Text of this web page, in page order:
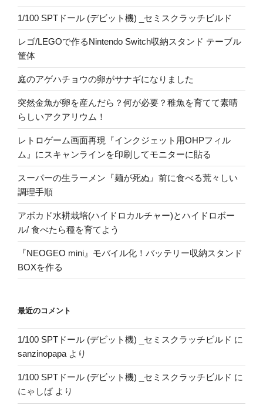
1/100 SPTドール (デビット機) _セミスクラッチビルド
レゴ/LEGOで作るNintendo Switch収納スタンド テーブル
筐体
庭のアゲハチョウの卵がサナギになりました
突然金魚が卵を産んだら？何が必要？稚魚を育てて素晴
らしいアクアリウム！
レトロゲーム画面再現『インクジェット用OHPフィル
ム』にスキャンラインを印刷してモニターに貼る
スーパーの生ラーメン『麺が死ぬ』前に食べる荒々しい
調理手順
アボカド水耕栽培(ハイドロカルチャー)とハイドロボー
ル/ 食べたら種を育てよう
『NEOGEO mini』モバイル化！バッテリー収納スタンド
BOXを作る
最近のコメント
1/100 SPTドール (デビット機) _セミスクラッチビルド に
sanzinopapa より
1/100 SPTドール (デビット機) _セミスクラッチビルド に
にゃしばより